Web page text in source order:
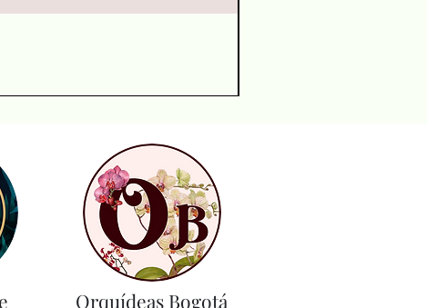
Orquídeas Bogotá